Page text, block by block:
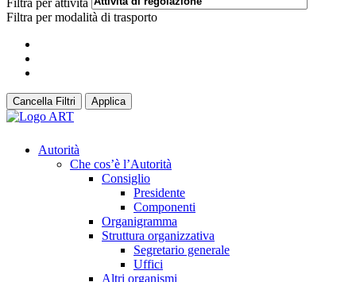
Filtra per attività
Filtra per modalità di trasporto
Cancella Filtri Applica
Autorità
Che cos’è l’Autorità
Consiglio
Presidente
Componenti
Organigramma
Struttura organizzativa
Segretario generale
Uffici
Altri organismi